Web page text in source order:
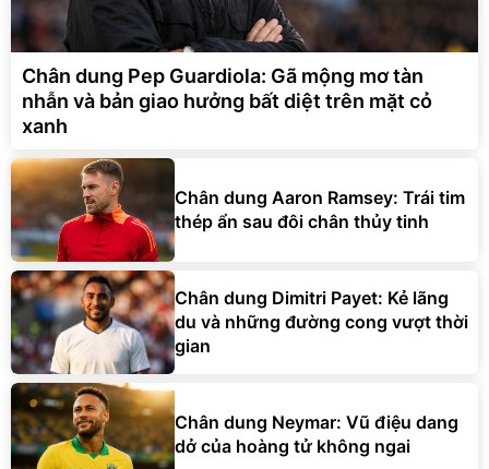
Chân dung Pep Guardiola: Gã mộng mơ tàn
nhẫn và bản giao hưởng bất diệt trên mặt cỏ
xanh
Chân dung Aaron Ramsey: Trái tim
thép ẩn sau đôi chân thủy tinh
Chân dung Dimitri Payet: Kẻ lãng
du và những đường cong vượt thời
gian
Chân dung Neymar: Vũ điệu dang
dở của hoàng tử không ngai